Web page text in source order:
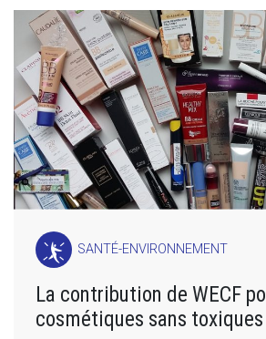
SANTÉ-ENVIRONNEMENT
La contribution de WECF
cosmétiques sans toxiques